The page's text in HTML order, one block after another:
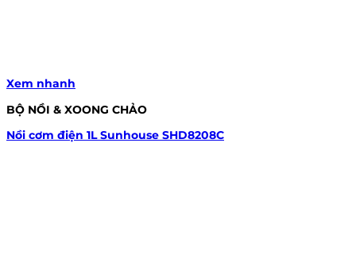
Xem nhanh
BỘ NỒI & XOONG CHẢO
Nồi cơm điện 1L Sunhouse SHD8208C